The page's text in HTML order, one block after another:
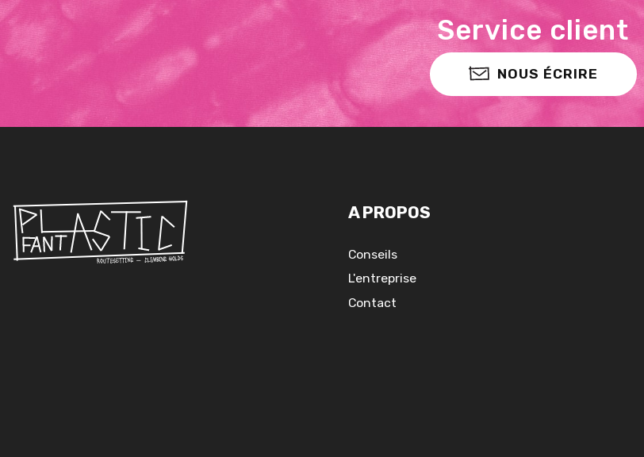
Service client
NOUS ÉCRIRE
A PROPOS
Conseils
L'entreprise
Contact